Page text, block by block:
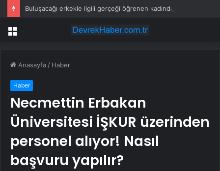
Menü
Anasayfa / Haber
Haber
Necmettin Erbakan
Üniversitesi İŞKUR üzerinden
personel alıyor! Nasıl
başvuru yapılır?